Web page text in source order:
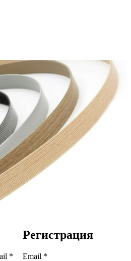
* Обязательно
Регистрация
Email *Обязательно